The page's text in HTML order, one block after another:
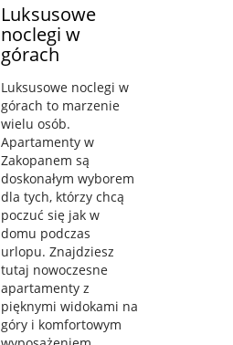
Luksusowe
noclegi w
górach
Luksusowe noclegi w
górach to marzenie
wielu osób.
Apartamenty w
Zakopanem są
doskonałym wyborem
dla tych, którzy chcą
poczuć się jak w
domu podczas
urlopu. Znajdziesz
tutaj nowoczesne
apartamenty z
pięknymi widokami na
góry i komfortowym